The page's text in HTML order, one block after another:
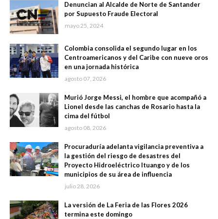
Denuncian al Alcalde de Norte de Santander
por Supuesto Fraude Electoral
mayo 25, 2024
Colombia consolida el segundo lugar en los
Centroamericanos y del Caribe con nueve oros
en una jornada histórica
agosto 07, 2026
Murió Jorge Messi, el hombre que acompañó a
Lionel desde las canchas de Rosario hasta la
cima del fútbol
agosto 08, 2026
Procuraduría adelanta vigilancia preventiva a
la gestión del riesgo de desastres del
Proyecto Hidroeléctrico Ituango y de los
municipios de su área de influencia
julio 28, 2026
La versión de La Feria de las Flores 2026
termina este domingo